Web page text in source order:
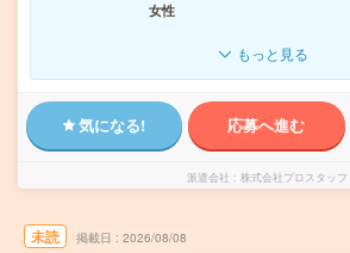
女性
もっと見る
気になる! 応募へ進む
派遣会社 株式会社プロスタッフ
未読 掲載日 2026/08/08